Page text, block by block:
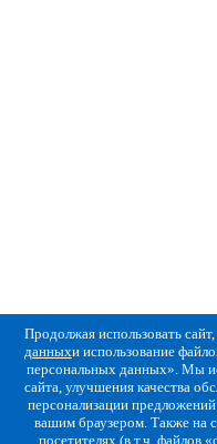
Продолжая использовать
данныхи использование
персональных данных». Мы
сайта, улучшения качества
персонализации
вашим браузером. Также на
посетителях (в т.ч. файлов